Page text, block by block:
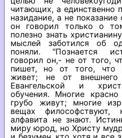
читающих, а единственно
назидание, а не
он говорил только о
полезно знать
мыслей заботился об
поняли. "Познается
говорил он,- не от того,
пишет, но от того, что
живет; не от
Евангельской и
обучения. Многие
грубо живут; многие
вещах философствуют,
алфавита не знают.
миру юрод, но Христу